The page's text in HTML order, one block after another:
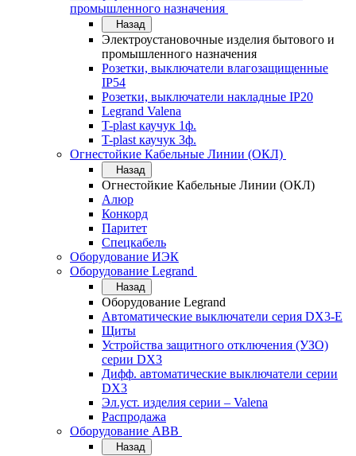
промышленного назначения
Назад
Электроустановочные изделия бытового и
промышленного назначения
Розетки, выключатели влагозащищенные
IP54
Розетки, выключатели накладные IP20
Legrand Valena
T-plast каучук 1ф.
T-plast каучук 3ф.
Огнестойкие Кабельные Линии (ОКЛ)
Назад
Огнестойкие Кабельные Линии (ОКЛ)
Алюр
Конкорд
Паритет
Спецкабель
Оборудование ИЭК
Оборудование Legrand
Назад
Оборудование Legrand
Автоматические выключатели серия DX3-E
Щиты
Устройства защитного отключения (УЗО)
серии DX3
Дифф. автоматические выключатели серии
DX3
Эл.уст. изделия серии – Valena
Распродажа
Оборудование АВВ
Назад